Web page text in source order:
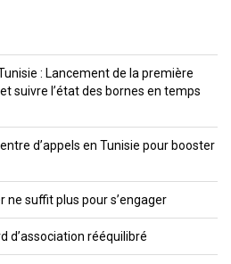
: Lancement de la première
suivre l’état des bornes en temps
d’appels en Tunisie pour booster
ne suffit plus pour s’engager
d’association rééquilibré